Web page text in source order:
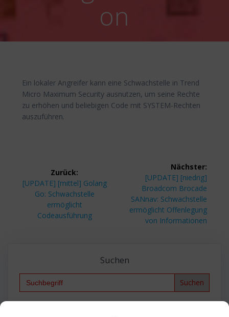
on
Ein lokaler Angreifer kann eine Schwachstelle in Trend
Micro Maximum Security ausnutzen, um seine Rechte
zu erhöhen und beliebigen Code mit SYSTEM-Rechten
auszuführen.
Zurück:
Vorheriger
Beitrag:
[UPDATE] [mittel] Golang
Go: Schwachstelle
ermöglicht
Codeausführung
Nächster:
Nächster
Beitrag:
[UPDATE] [niedrig]
Broadcom Brocade
SANnav: Schwachstelle
ermöglicht Offenlegung
von Informationen
Suchen
Search